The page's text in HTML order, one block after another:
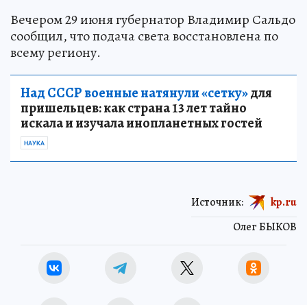
Вечером 29 июня губернатор Владимир Сальдо
сообщил, что подача света восстановлена по
всему региону.
Над СССР военные натянули «сетку»для
пришельцев: как страна 13 лет тайно
искала и изучала инопланетных гостей
НАУКА
Олег БЫКОВ
Источник: kp.ru